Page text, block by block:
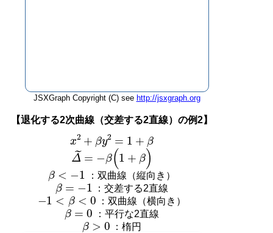
JSXGraph Copyright (C) see http://jsxgraph.org
【退化する2次曲線（交差する2直線）の例2】
2 y 2= +β
Δ˜ −β( 1+β
β
：双曲線（縦向き）
β= 1
：交差する2直線
1 <β <0
：双曲線（横向き）
β= 0
：平行な2直線
β> 0
：楕円